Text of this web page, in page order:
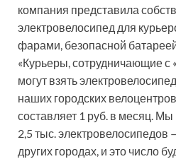
компания представила
электровелосипед для
фарами, безопасной
«Курьеры, сотрудничающие с
могут взять
наших городских
составляет 1 руб. в месяц.
2,5 тыс. электровелосипедов
других городах, и это число